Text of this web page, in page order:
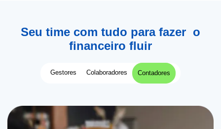
Seu time com tudo para fazer o
financeiro fluir
Gestores Colaboradores Contadores